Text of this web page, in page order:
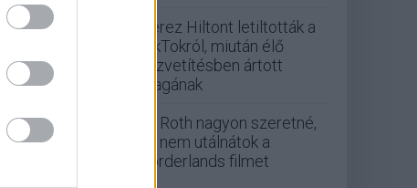
Perez Hiltont letiltották a
TikTokról, miután élő
közvetítésben ártott
magának
Eli Roth nagyon szeretné,
ha nem utálnátok a
Borderlands filmet